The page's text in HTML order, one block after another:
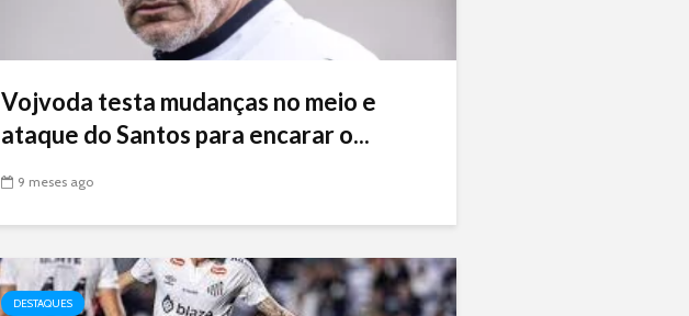
Vojvoda testa mudanças no meio e
ataque do Santos para encarar o...
9 meses ago
DESTAQUES